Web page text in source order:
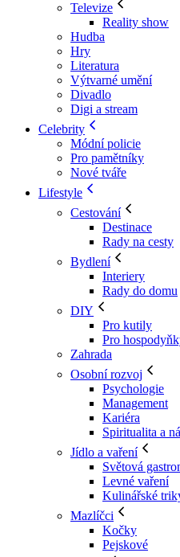
Televize
Reality show
Hudba
Hry
Literatura
Výtvarné umění
Divadlo
Digi a stream
Celebrity
Módní policie
Pro pamětníky
Nové tváře
Lifestyle
Cestování
Destinace
Rady na cesty
Bydlení
Interiery
Rady do domu
DIY
Pro kutily
Pro
Zahrada
Osobní rozvoj
Psychologie
Management
Kariéra
Spiritualita a
Jídlo a vaření
Světová
Levné vaření
Kulinářské
Mazlíčci
Kočky
Pejskové